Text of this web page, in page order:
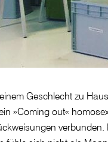
Geschlecht zu
»Coming out«
verbunden.